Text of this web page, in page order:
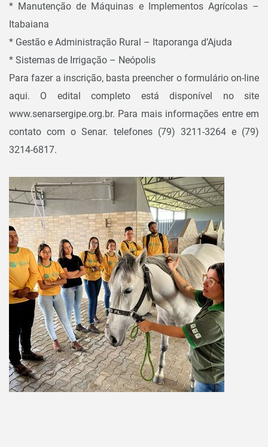
* Manutenção de Máquinas e Implementos Agrícolas –
Itabaiana
* Gestão e Administração Rural – Itaporanga d’Ajuda
* Sistemas de Irrigação – Neópolis
Para fazer a inscrição, basta preencher o formulário on-line
aqui. O edital completo está disponível no site
www.senarsergipe.org.br. Para mais informações entre em
contato com o Senar. telefones (79) 3211-3264 e (79)
3214-6817.